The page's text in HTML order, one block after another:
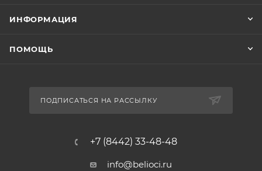
ИНФОРМАЦИЯ
ПОМОЩЬ
ПОДПИСАТЬСЯ НА РАССЫЛКУ
+7 (8442) 33-48-48
info@belioci.ru